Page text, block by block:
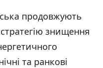
продовжують
знищення
та ранкові